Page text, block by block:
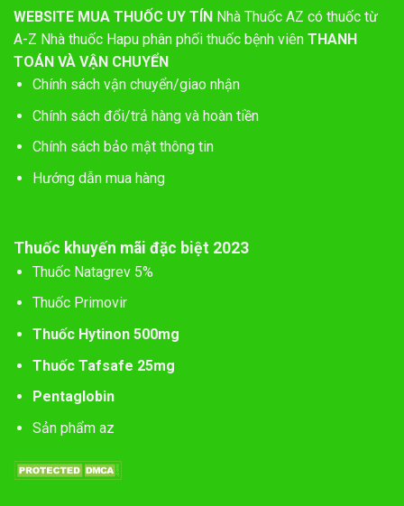
WEBSITE MUA THUỐC UY TÍN Nhà Thuốc AZ có thuốc từ
A-Z Nhà thuốc Hapu phân phối thuốc bệnh viên THANH
TOÁN VÀ VẬN CHUYỂN
Chính sách vận chuyển/giao nhận
Chính sách đổi/trả hàng và hoàn tiền
Chính sách bảo mật thông tin
Hướng dẫn mua hàng
Thuốc khuyến mãi đặc biệt 2023
Thuốc Natagrev 5%
Thuốc Primovir
Thuốc Hytinon 500mg
Thuốc Tafsafe 25mg
Pentaglobin
Sản phẩm az